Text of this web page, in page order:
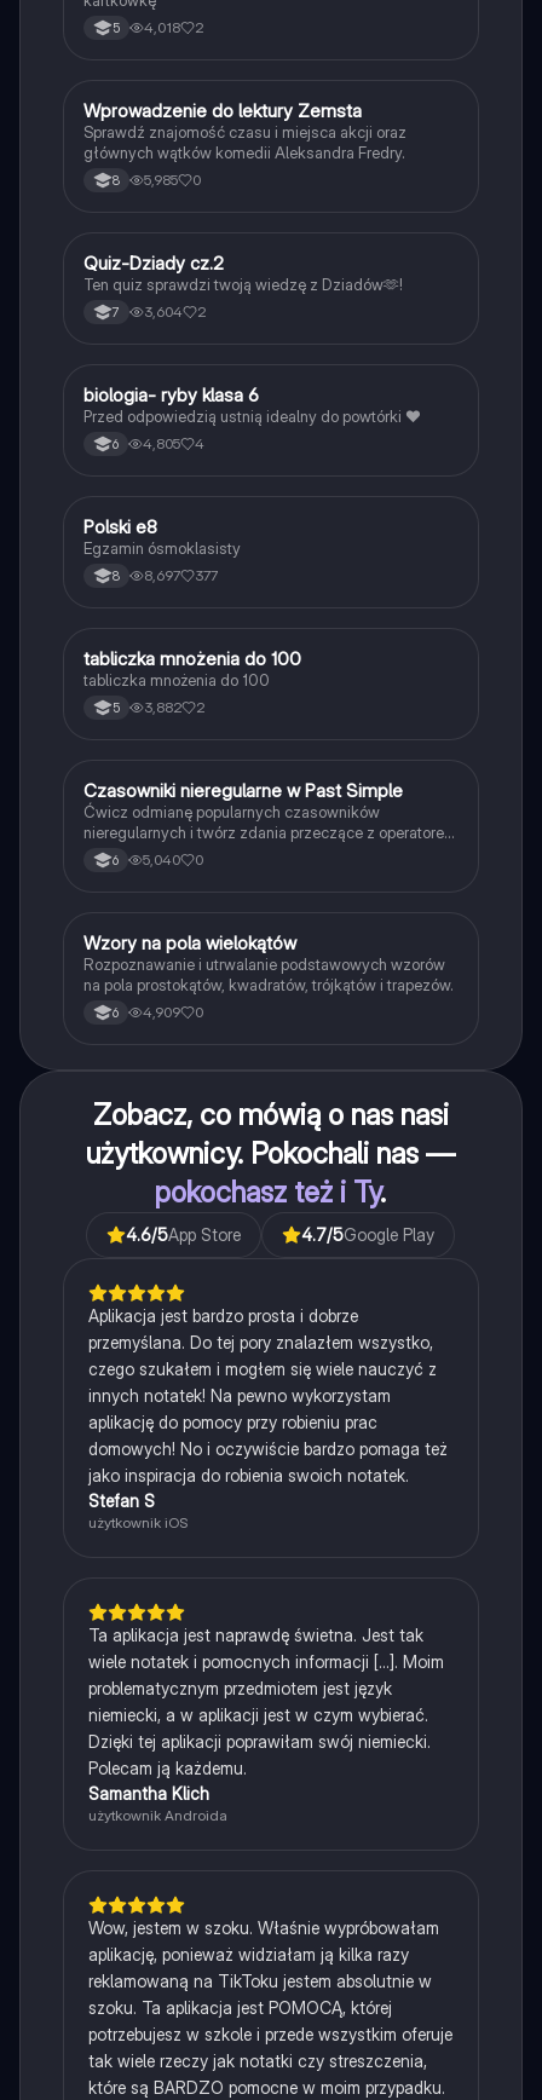
5 4,018 2
WJęzyk polski
Wprowadzenie do lektury Zemsta
Sprawdź znajomość czasu i miejsca akcji oraz
głównych wątków komedii Aleksandra Fredry.
8 5,985 0
QJęzyk polski
Quiz-Dziady cz.2
Ten quiz sprawdzi twoją wiedzę z Dziadów🫶!
7 3,604 2
BBiologia
biologia- ryby klasa 6
Przed odpowiedzią ustnią idealny do powtórki ❤️
6 4,805 4
PJęzyk polski
Polski e8
Egzamin ósmoklasisty
8 8,697 377
TMatematyka
tabliczka mnożenia do 100
tabliczka mnożenia do 100
5 3,882 2
CJęzyk angielski
Czasowniki nieregularne w Past Simple
Ćwicz odmianę popularnych czasowników
nieregularnych i twórz zdania przeczące z operatorem
didn't w czasie Past Simple.
6 5,040 0
WMatematyka
Wzory na pola wielokątów
Rozpoznawanie i utrwalanie podstawowych wzorów
na pola prostokątów, kwadratów, trójkątów i trapezów.
6 4,909 0
Zobacz, co mówią o nas nasi
użytkownicy. Pokochali nas —
pokochasz też i Ty.
4.6/5App Store 4.7/5Google Play
Aplikacja jest bardzo prosta i dobrze
przemyślana. Do tej pory znalazłem wszystko,
czego szukałem i mogłem się wiele nauczyć z
innych notatek! Na pewno wykorzystam
aplikację do pomocy przy robieniu prac
domowych! No i oczywiście bardzo pomaga też
jako inspiracja do robienia swoich notatek.
Stefan S
użytkownik iOS
Ta aplikacja jest naprawdę świetna. Jest tak
wiele notatek i pomocnych informacji [...]. Moim
problematycznym przedmiotem jest język
niemiecki, a w aplikacji jest w czym wybierać.
Dzięki tej aplikacji poprawiłam swój niemiecki.
Polecam ją każdemu.
Samantha Klich
użytkownik Androida
Wow, jestem w szoku. Właśnie wypróbowałam
aplikację, ponieważ widziałam ją kilka razy
reklamowaną na TikToku jestem absolutnie w
szoku. Ta aplikacja jest POMOCĄ, której
potrzebujesz w szkole i przede wszystkim oferuje
tak wiele rzeczy jak notatki czy streszczenia,
które są BARDZO pomocne w moim przypadku.